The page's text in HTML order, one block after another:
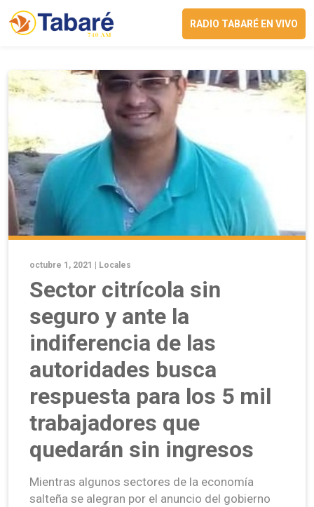
RADIO TABARÉ EN VIVO
octubre 1, 2021 | Locales
Sector citrícola sin
seguro y ante la
indiferencia de las
autoridades busca
respuesta para los 5 mil
trabajadores que
quedarán sin ingresos
Mientras algunos sectores de la economía
salteña se alegran por el anuncio del gobierno